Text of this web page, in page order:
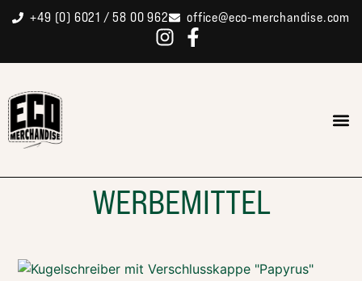
+49 (0) 6021 / 58 00 962 office@eco-merchandise.com
WERBEMITTEL